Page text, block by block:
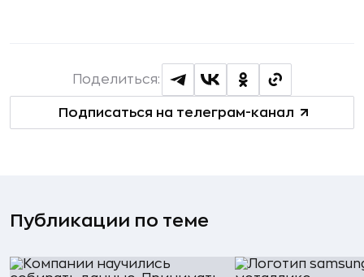
Подписаться на телеграм-канал
Поделиться:
Публикации по теме